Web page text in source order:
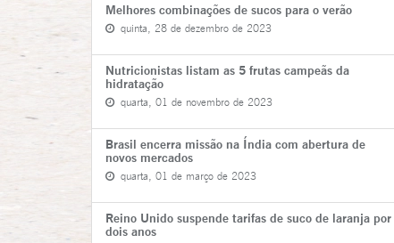
Melhores combinações de sucos para o verão
quinta, 28 de dezembro de 2023
Nutricionistas listam as 5 frutas campeãs da
hidratação
quarta, 01 de novembro de 2023
Brasil encerra missão na Índia com abertura de
novos mercados
quarta, 01 de março de 2023
Reino Unido suspende tarifas de suco de laranja por
dois anos